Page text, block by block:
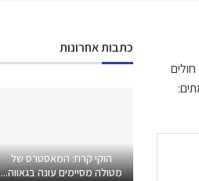
דיווח שני: משרד הבריאות מעדכן הבוקר (חמישי, 1/10, 07:23) על 11 חולים חדשים קורונה בקריית שמונה. 27 חולים ביומיים. 75 חולים
חולים מאומתים:
כתבות אחרונות
הוקי קרח: המאסטרס של
מטולה מסיימים עונה בגאווה...